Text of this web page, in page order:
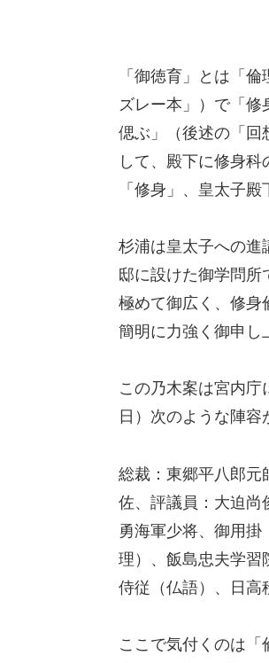
「御徳育」とは「
ズレー本」）で「
偲ぶ」（後述の「回
して、殿下に修身
「修身」、皇太子
杉浦は皇太子への進
邸に設けた御学問所
極めて御広く、修身
簡明に力強く御申し
この乃木案は宮内
日）次のような陣容
総裁：東郷平八郎元
佐、評議員：大迫尚
勇海軍少将、御用
理）、飯島忠夫学習
侍従（仏語）、日高
ここで気付くのは